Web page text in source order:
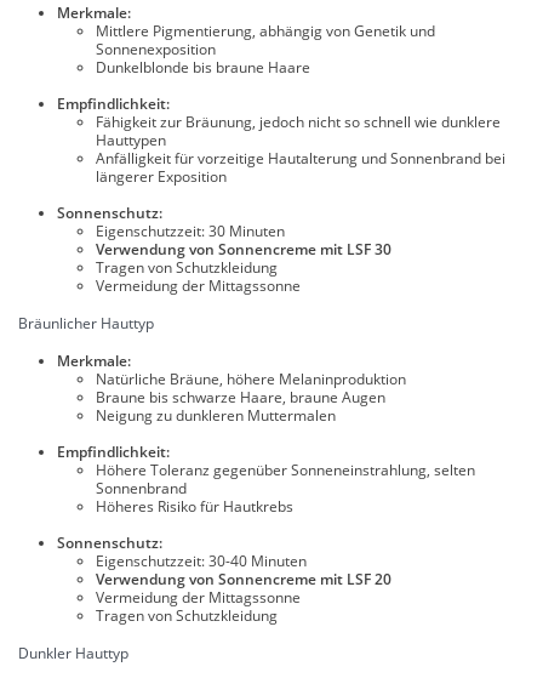
Merkmale:
Mittlere Pigmentierung, abhängig von Genetik und
Sonnenexposition
Dunkelblonde bis braune Haare
Empfindlichkeit:
Fähigkeit zur Bräunung, jedoch nicht so schnell wie dunklere
Hauttypen
Anfälligkeit für vorzeitige Hautalterung und Sonnenbrand bei
längerer Exposition
Sonnenschutz:
Eigenschutzzeit: 30 Minuten
Verwendung von Sonnencreme mit LSF 30
Tragen von Schutzkleidung
Vermeidung der Mittagssonne
Bräunlicher Hauttyp
Merkmale:
Natürliche Bräune, höhere Melaninproduktion
Braune bis schwarze Haare, braune Augen
Neigung zu dunkleren Muttermalen
Empfindlichkeit:
Höhere Toleranz gegenüber Sonneneinstrahlung, selten
Sonnenbrand
Höheres Risiko für Hautkrebs
Sonnenschutz:
Eigenschutzzeit: 30-40 Minuten
Verwendung von Sonnencreme mit LSF 20
Vermeidung der Mittagssonne
Tragen von Schutzkleidung
Dunkler Hauttyp